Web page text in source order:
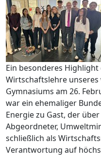
Ein besonderes
Wirtschaftslehre
Gymnasiums am 26.
war ein ehemaliger
Energie zu Gast, der
Abgeordneter,
schließlich als
Verantwortung auf